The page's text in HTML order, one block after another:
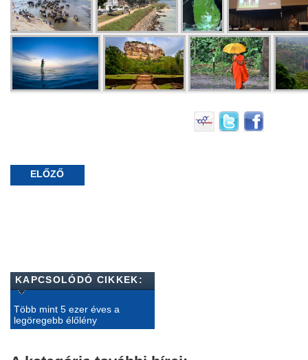
ELŐZŐ
KAPCSOLÓDÓ CIKKEK:
Több mint 5 ezer éves a
legöregebb élőlény